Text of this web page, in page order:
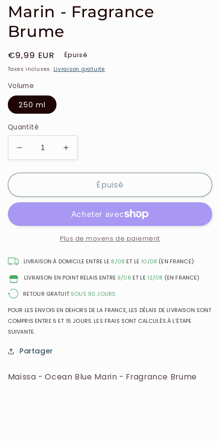
Marin - Fragrance
Brume
Prix
habituel
€9,99 EUR Épuisé
Taxes incluses. Livraison gratuite
Volume
250 ml
Quantité
Réduire
la
quantité
Maïssa
-
Blue
Fragrance
Augmenter
la
quantité
Maïssa
Ocean
Blue
Marin
Fragrance
Épuisé
Plus de moyens de paiement
LIVRAISON À DOMICILE ENTRE LE 8/08 ET LE 10/08 (EN FRANCE)
LIVRAISON EN POINT RELAIS ENTRE 9/08 ET LE 12/08 (EN FRANCE)
RETOUR GRATUIT SOUS 90 JOURS
POUR LES ENVOIS EN DEHORS DE LA FRANCE, LES DÉLAIS DE LIVRAISON SONT
COMPRIS ENTRE 5 ET 15 JOURS. LES FRAIS SONT CALCULÉS À L’ÉTAPE
SUIVANTE.
Partager
Maïssa - Ocean Blue Marin - Fragrance Brume